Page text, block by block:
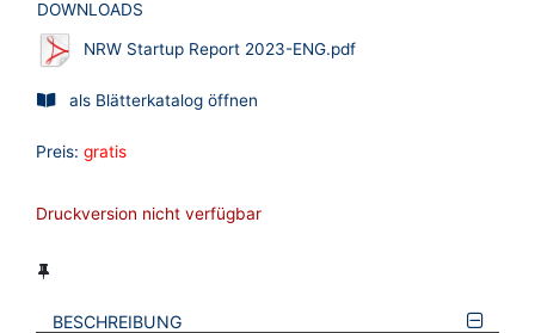
DOWNLOADS
NRW Startup Report 2023-ENG.pdf
als Blätterkatalog öffnen
Preis: gratis
Druckversion nicht verfügbar
BESCHREIBUNG